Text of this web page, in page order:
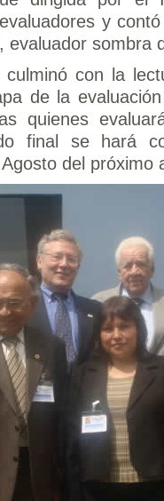
y
evaluador sombra
con la
de la
quienes
final se hará
del próximo